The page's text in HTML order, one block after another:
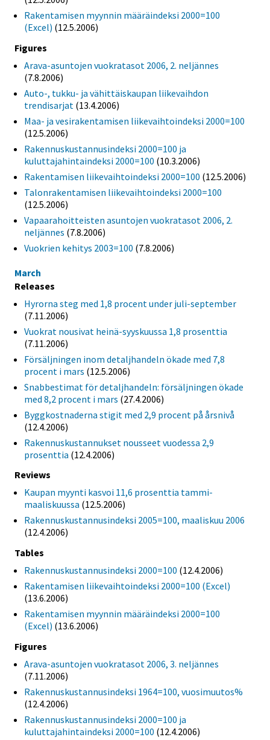
Rakentamisen myynnin määräindeksi 2000=100
(Excel) (12.5.2006)
Figures
Arava-asuntojen vuokratasot 2006, 2. neljännes
(7.8.2006)
Auto-, tukku- ja vähittäiskaupan liikevaihdon
trendisarjat (13.4.2006)
Maa- ja vesirakentamisen liikevaihtoindeksi 2000=100
(12.5.2006)
Rakennuskustannusindeksi 2000=100 ja
kuluttajahintaindeksi 2000=100 (10.3.2006)
Rakentamisen liikevaihtoindeksi 2000=100 (12.5.2006)
Talonrakentamisen liikevaihtoindeksi 2000=100
(12.5.2006)
Vapaarahoitteisten asuntojen vuokratasot 2006, 2.
neljännes (7.8.2006)
Vuokrien kehitys 2003=100 (7.8.2006)
March
Releases
Hyrorna steg med 1,8 procent under juli-september
(7.11.2006)
Vuokrat nousivat heinä-syyskuussa 1,8 prosenttia
(7.11.2006)
Försäljningen inom detaljhandeln ökade med 7,8
procent i mars (12.5.2006)
Snabbestimat för detaljhandeln: försäljningen ökade
med 8,2 procent i mars (27.4.2006)
Byggkostnaderna stigit med 2,9 procent på årsnivå
(12.4.2006)
Rakennuskustannukset nousseet vuodessa 2,9
prosenttia (12.4.2006)
Reviews
Kaupan myynti kasvoi 11,6 prosenttia tammi-
maaliskuussa (12.5.2006)
Rakennuskustannusindeksi 2005=100, maaliskuu 2006
(12.4.2006)
Tables
Rakennuskustannusindeksi 2000=100 (12.4.2006)
Rakentamisen liikevaihtoindeksi 2000=100 (Excel)
(13.6.2006)
Rakentamisen myynnin määräindeksi 2000=100
(Excel) (13.6.2006)
Figures
Arava-asuntojen vuokratasot 2006, 3. neljännes
(7.11.2006)
Rakennuskustannusindeksi 1964=100, vuosimuutos%
(12.4.2006)
Rakennuskustannusindeksi 2000=100 ja
kuluttajahintaindeksi 2000=100 (12.4.2006)